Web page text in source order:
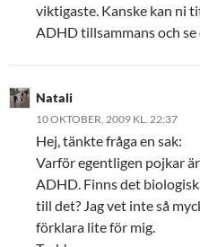
viktigaste. Kanske kan ni
ADHD tillsammans och se
Natali
10 OKTOBER, 2009 KL. 22:37
Hej, tänkte fråga en sak:
Varför egentligen pojkar
ADHD. Finns det
till det? Jag vet inte så
förklara lite för mig.